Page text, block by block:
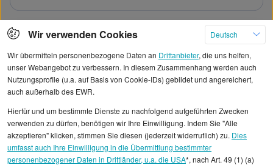
Mehr
statistischen Erhebungen durch StepStone. Es sind
Durchschnittswerte und die Angaben können nicht
einzelnen Stellenangeboten zugeordnet werden.
Wir verwenden Cookies
Deutsch
Wir übermitteln personenbezogene Daten an Drittanbieter, die uns helfen,
unser Webangebot zu verbessern. In diesem Zusammenhang werden auch
Nutzungsprofile (u.a. auf Basis von Cookie-IDs) gebildet und angereichert,
auch außerhalb des EWR.
Hierfür und um bestimmte Dienste zu nachfolgend aufgeführten Zwecken
verwenden zu dürfen, benötigen wir Ihre Einwilligung. Indem Sie "Alle
akzeptieren" klicken, stimmen Sie diesen (jederzeit widerruflich) zu. Dies
umfasst auch Ihre Einwilligung in die Übermittlung bestimmter
personenbezogener Daten in Drittländer, u.a. die USA*, nach Art. 49 (1) (a)